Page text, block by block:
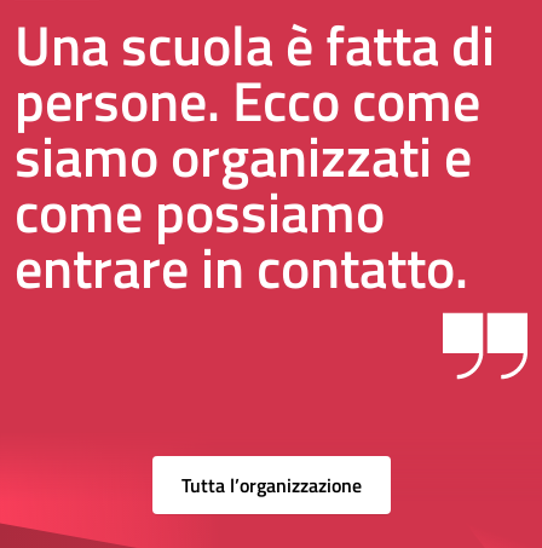
Una scuola è fatta di
persone. Ecco come
siamo organizzati e
come possiamo
entrare in contatto.
Tutta l’organizzazione